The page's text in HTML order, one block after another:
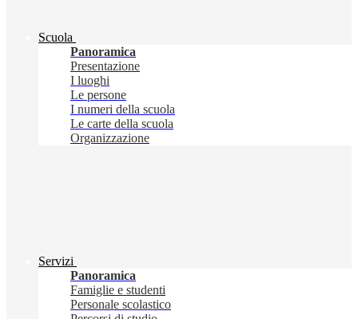
Scuola
Panoramica
Presentazione
I luoghi
Le persone
I numeri della scuola
Le carte della scuola
Organizzazione
Servizi
Panoramica
Famiglie e studenti
Personale scolastico